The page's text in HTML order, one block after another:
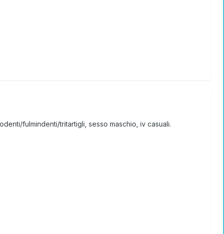
fulmindenti/tritartigli, sesso maschio, iv casuali.